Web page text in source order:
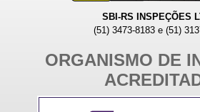
SBI-RS INSPEÇÕES
(51) 3473-8183 e (51)
ORGANISMO DE